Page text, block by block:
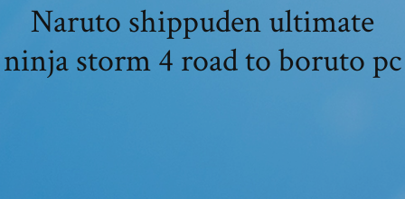
Naruto shippuden ultimate
ninja storm 4 road to boruto pc